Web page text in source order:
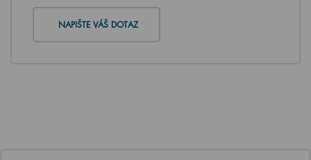
NAPIŠTE VÁŠ DOTAZ